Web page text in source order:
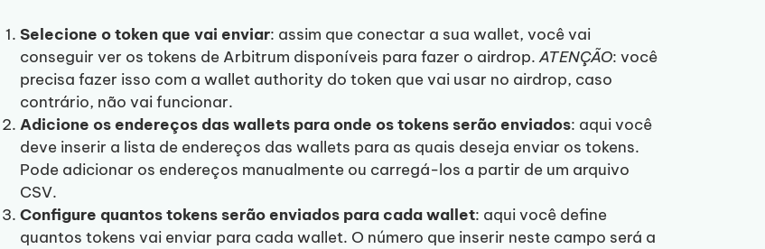
Selecione o token que vai enviar: assim que conectar a sua wallet, você vai
conseguir ver os tokens de Arbitrum disponíveis para fazer o airdrop.ATENÇÃO: você
precisa fazer isso com a wallet authority do token que vai usar no airdrop, caso
contrário, não vai funcionar.
Adicione os endereços das wallets para onde os tokens serão enviados: aqui você
deve inserir a lista de endereços das wallets para as quais deseja enviar os tokens.
Pode adicionar os endereços manualmente ou carregá-los a partir de um arquivo
CSV.
Configure quantos tokens serão enviados para cada wallet: aqui você define
quantos tokens vai enviar para cada wallet. O número que inserir neste campo será a